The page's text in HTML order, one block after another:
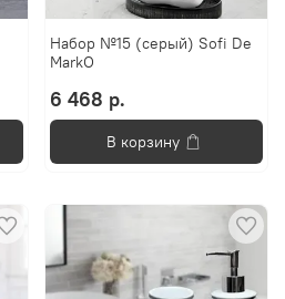
Набор №15 (серый) Sofi De
MarkO
6 468 р.
В корзину